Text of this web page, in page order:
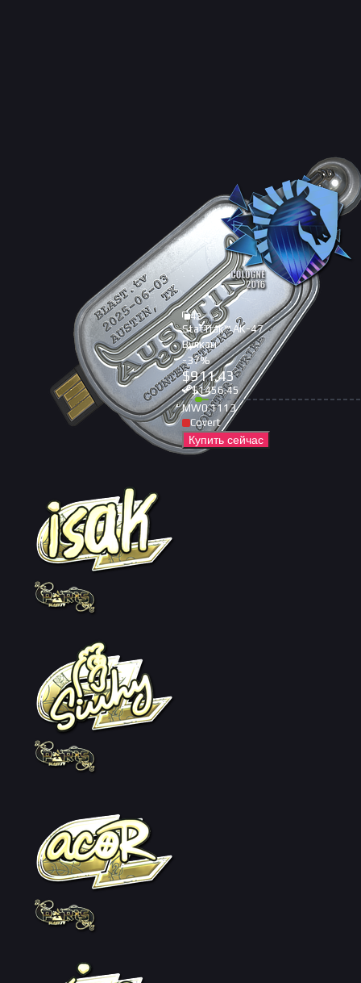
42
StatTrak™ AK-47
Вулкан
-37%
$911.43
$1456.45
MW0.1113
Covert
Купить сейчас